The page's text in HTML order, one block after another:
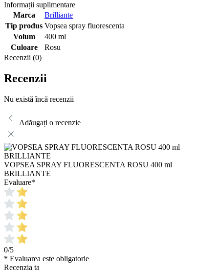
Informații suplimentare
Marca
Brilliante
Tip produs Vopsea spray fluorescenta
Volum
400 ml
Culoare
Rosu
Recenzii (0)
Recenzii
Nu există încă recenzii
Adăugați o recenzie
VOPSEA SPRAY FLUORESCENTA ROSU 400 ml
BRILLIANTE
Evaluare*
0/5
* Evaluarea este obligatorie
Recenzia ta